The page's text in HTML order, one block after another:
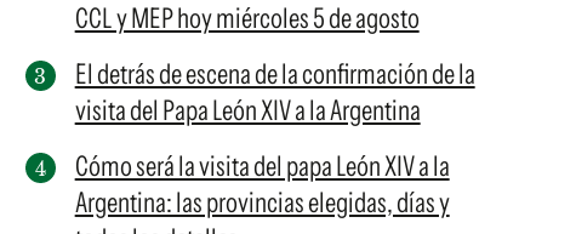
CCL y MEP hoy miércoles 5 de agosto
El detrás de escena de la confirmación de la
visita del Papa León XIV a la Argentina
Cómo será la visita del papa León XIV a la
Argentina: las provincias elegidas, días y